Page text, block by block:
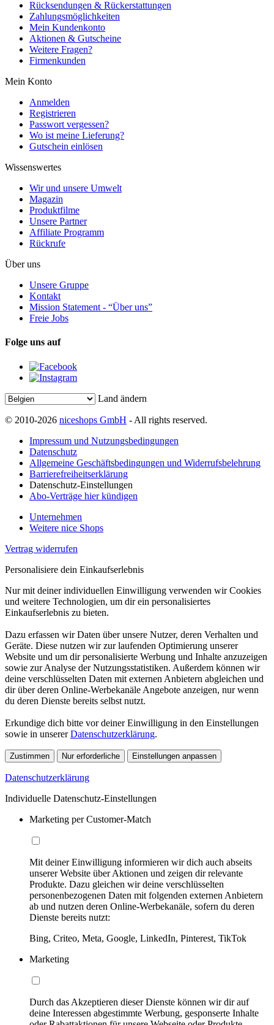
Rücksendungen & Rückerstattungen
Zahlungsmöglichkeiten
Mein Kundenkonto
Aktionen & Gutscheine
Weitere Fragen?
Firmenkunden
Mein Konto
Anmelden
Registrieren
Passwort vergessen?
Wo ist meine Lieferung?
Gutschein einlösen
Wissenswertes
Wir und unsere Umwelt
Magazin
Produktfilme
Unsere Partner
Affiliate Programm
Rückrufe
Über uns
Unsere Gruppe
Kontakt
Mission Statement - “Über uns”
Freie Jobs
Folge uns auf
Land ändern
© 2010-2026 niceshops GmbH - All rights reserved.
Impressum und Nutzungsbedingungen
Datenschutz
Allgemeine Geschäftsbedingungen und Widerrufsbelehrung
Barrierefreiheitserklärung
Datenschutz-Einstellungen
Abo-Verträge hier kündigen
Unternehmen
Weitere nice Shops
Vertrag widerrufen
Personalisiere dein Einkaufserlebnis
Nur mit deiner individuellen Einwilligung verwenden wir Cookies
und weitere Technologien, um dir ein personalisiertes
Einkaufserlebnis zu bieten.
Dazu erfassen wir Daten über unsere Nutzer, deren Verhalten und
Geräte. Diese nutzen wir zur laufenden Optimierung unserer
Website und um dir personalisierte Werbung und Inhalte anzuzeigen
sowie zur Analyse der Nutzungsstatistiken. Außerdem können wir
deine verschlüsselten Daten mit externen Anbietern abgleichen und
dir über deren Online-Werbekanäle Angebote anzeigen, nur wenn
du deren Dienste bereits selbst nutzt.
Erkundige dich bitte vor deiner Einwilligung in den Einstellungen
sowie in unsererDatenschutzerklärung.
Zustimmen Nur erforderliche Einstellungen anpassen
Datenschutzerklärung
Individuelle Datenschutz-Einstellungen
Marketing per Customer-Match
Mit deiner Einwilligung informieren wir dich auch abseits
unserer Website über Aktionen und zeigen dir relevante
Produkte. Dazu gleichen wir deine verschlüsselten
personenbezogenen Daten mit folgenden externen Anbietern
ab und nutzen deren Online-Werbekanäle, sofern du deren
Dienste bereits nutzt:
Bing, Criteo, Meta, Google, LinkedIn, Pinterest, TikTok
Marketing
Durch das Akzeptieren dieser Dienste können wir dir auf
deine Interessen abgestimmte Werbung, gesponserte Inhalte